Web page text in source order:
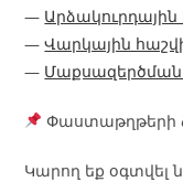
— Արձակուրդային
—Վարկային
— Մաքսազերծման
Փաստաթղթերի
Կարող եք օգտվել